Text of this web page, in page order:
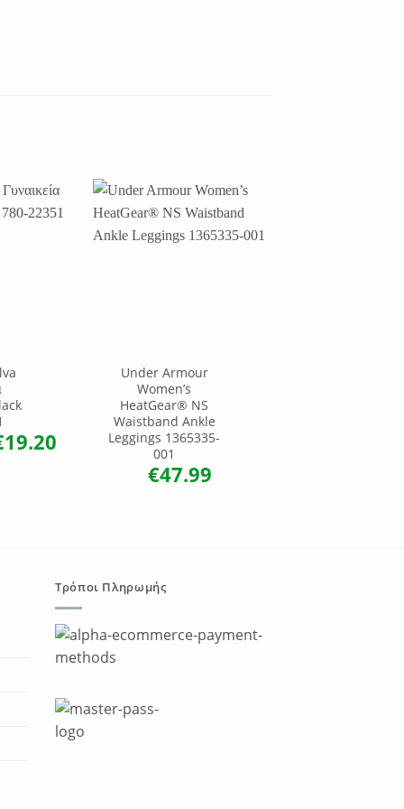
19.20Η
τρέχουσα
Under Armour
Women’s
HeatGear® NS
Waistband Ankle
Leggings 1365335-
001
€47.99
Τρόποι Πληρωμής